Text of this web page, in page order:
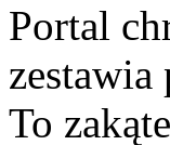
Portal
To